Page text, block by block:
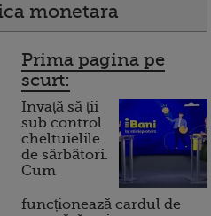
monetara
Prima pagina pe
scurt:
Invață să ții
sub control
cheltuielile
de sărbători.
Cum
funcționează cardul de